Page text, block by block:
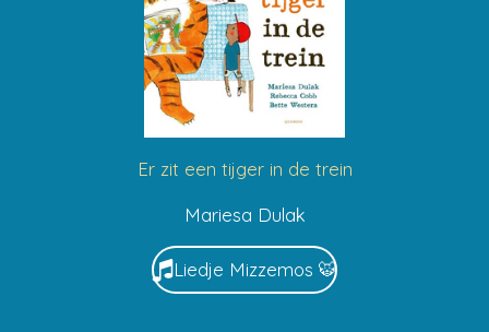
Er zit een tijger in de trein
Mariesa Dulak
Liedje Mizzemos 🐯